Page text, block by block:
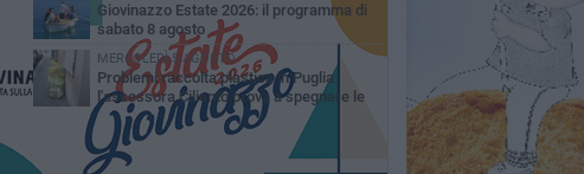
Giovinazzo Estate 2026: il programma di
sabato 8 agosto
MERCOLEDÌ 5 AGOSTO
Problemi raccolta plastica in Puglia:
l'assessora Ciliento prova a spegnere le
polemiche